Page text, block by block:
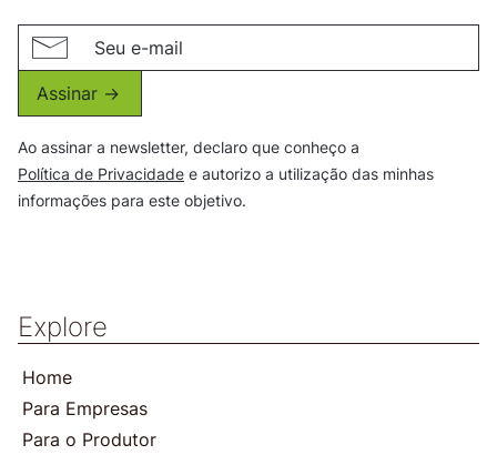
Explore
Home
Para Empresas
Para o Produtor
Assinar ->
Ao assinar a newsletter, declaro que conheço a
Política de Privacidade e autorizo a utilização das minhas
informações para este objetivo.